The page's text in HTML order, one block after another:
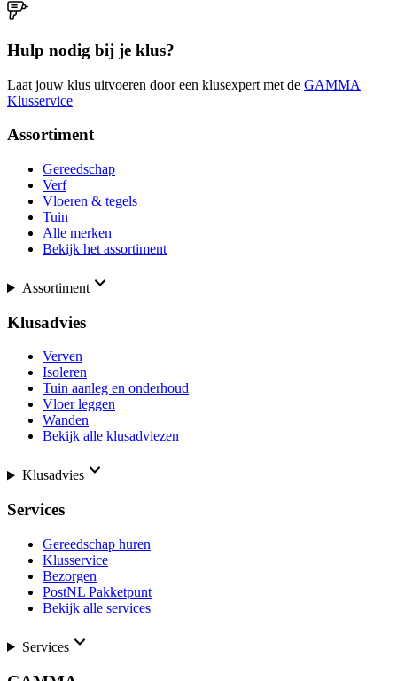
Hulp nodig bij je klus?
Laat jouw klus uitvoeren door een klusexpert met de GAMMA
Klusservice
Assortiment
Gereedschap
Verf
Vloeren & tegels
Tuin
Alle merken
Bekijk het assortiment
Assortiment
Klusadvies
Verven
Isoleren
Tuin aanleg en onderhoud
Vloer leggen
Wanden
Bekijk alle klusadviezen
Klusadvies
Services
Gereedschap huren
Klusservice
Bezorgen
PostNL Pakketpunt
Bekijk alle services
Services